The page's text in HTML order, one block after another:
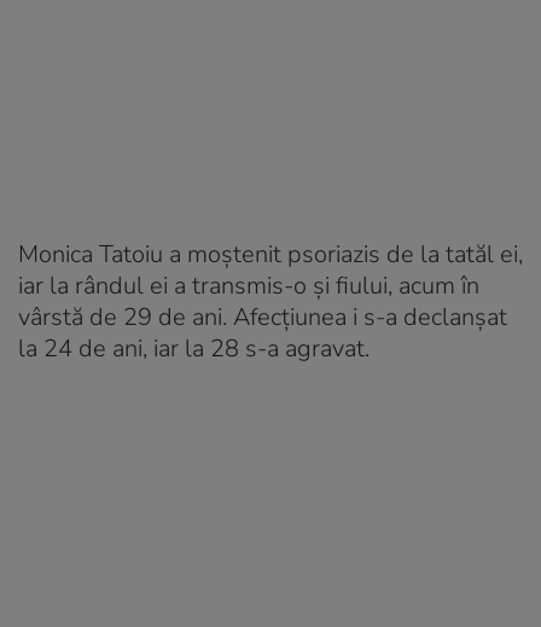
Monica Tatoiu a moștenit psoriazis de la tatăl ei,
iar la rândul ei a transmis-o și fiului, acum în
vârstă de 29 de ani. Afecțiunea i s-a declanșat
la 24 de ani, iar la 28 s-a agravat.